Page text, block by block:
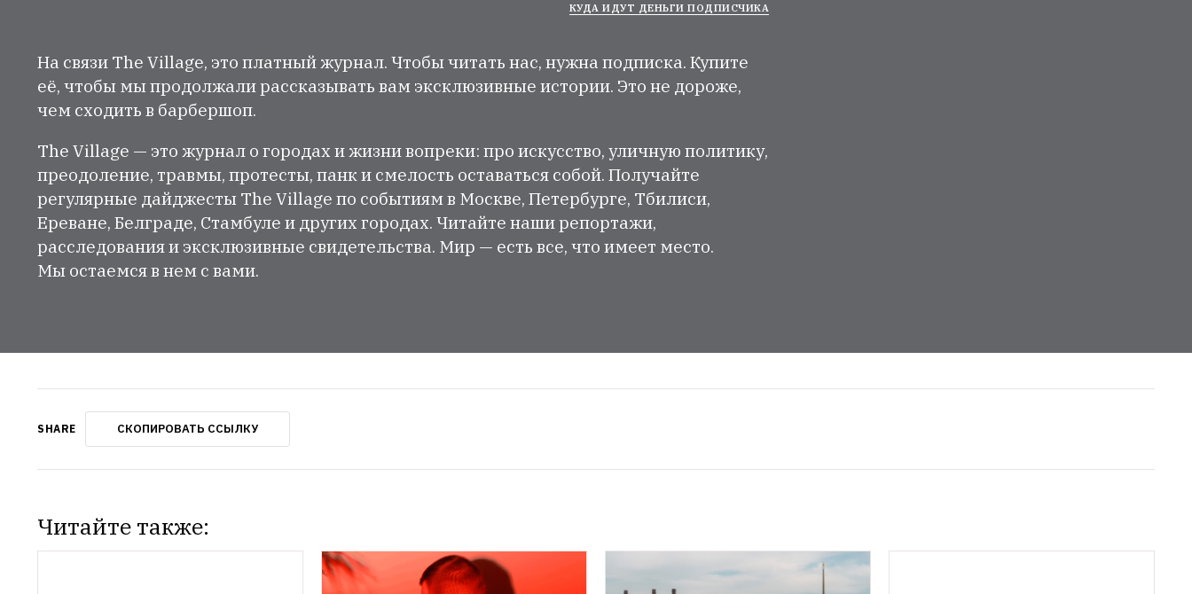
КУДА ИДУТ ДЕНЬГИ ПОДПИСЧИКА
На связи The Village, это платный журнал. Чтобы читать нас, нужна подписка. Купите
её, чтобы мы продолжали рассказывать вам эксклюзивные истории. Это не дороже,
чем сходить в барбершоп.
The Village — это журнал о городах и жизни вопреки: про искусство, уличную политику,
преодоление, травмы, протесты, панк и смелость оставаться собой. Получайте
регулярные дайджесты The Village по событиям в Москве, Петербурге, Тбилиси,
Ереване, Белграде, Стамбуле и других городах. Читайте наши репортажи,
расследования и эксклюзивные свидетельства. Мир — есть все, что имеет место.
Мы остаемся в нем с вами.
SHARE СКОПИРОВАТЬ ССЫЛКУ
Читайте также: